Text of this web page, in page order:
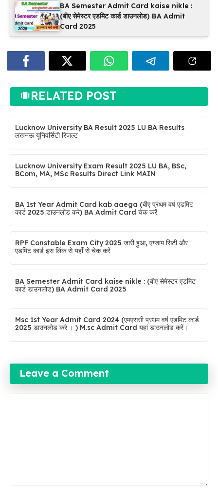
BA Semester Admit Card kaise nikle :
(बीए सेमेस्टर एडमिट कार्ड डाउनलोड) BA Admit
Card 2025
RELATED POST
Lucknow University BA Result 2025 LU BA Results
लखनऊ यूनिवर्सिटी रिजल्ट
Lucknow University Exam Result 2025 LU BA, BSc,
BCom, MA, MSc Results Direct Link MAIN
BA 1st Year Admit Card kab aaega (बीए प्रथम वर्ष एडमिट
कार्ड 2025 डाउनलोड करे) BA Admit Card चेक करें
RPF Constable Exam City 2025 जारी हुआ, एग्जाम सिटी और
एडमिट कार्ड इस लिंक से यहाँ से चेक करें
BA Semester Admit Card kaise nikle : (बीए सेमेस्टर एडमिट
कार्ड डाउनलोड) BA Admit Card 2025
Msc 1st Year Admit Card 2024 (एमएससी प्रथम वर्ष एडमिट कार्ड
2025 डाउनलोड करे । ) M.sc Admit Card यहां डाउनलोड करें।
Leave a Comment